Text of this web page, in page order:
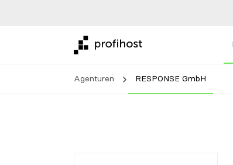
Agenturen RESPONSE GmbH